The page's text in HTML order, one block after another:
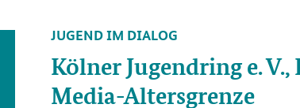
JUGEND IM DIALOG
Kölner Jugendring e.
Media-Altersgrenze